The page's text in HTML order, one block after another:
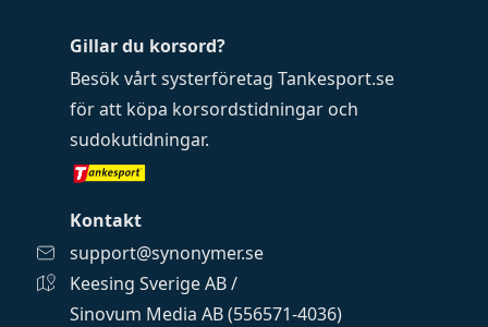
Gillar du korsord?
Besök vårt systerföretag Tankesport.se
för att köpa korsordstidningar och
sudokutidningar.
Kontakt
support@synonymer.se
Keesing Sverige AB /
Sinovum Media AB (556571-4036)